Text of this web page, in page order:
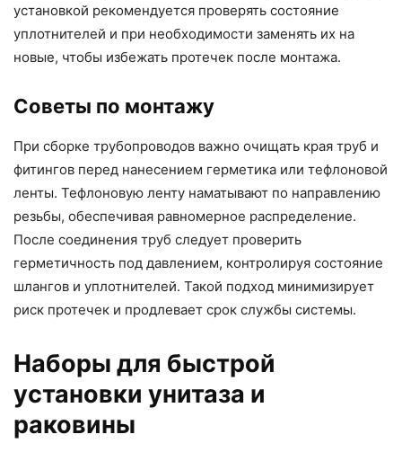
установкой рекомендуется проверять состояние
уплотнителей и при необходимости заменять их на
новые, чтобы избежать протечек после монтажа.
Советы по монтажу
При сборке трубопроводов важно очищать края труб и
фитингов перед нанесением герметика или тефлоновой
ленты. Тефлоновую ленту наматывают по направлению
резьбы, обеспечивая равномерное распределение.
После соединения труб следует проверить
герметичность под давлением, контролируя состояние
шлангов и уплотнителей. Такой подход минимизирует
риск протечек и продлевает срок службы системы.
Наборы для быстрой
установки унитаза и
раковины